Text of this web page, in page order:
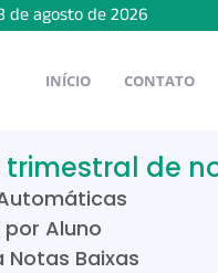
deagostode2026
INÍCIO CONTATO
trimestral de
por Aluno
Baixas